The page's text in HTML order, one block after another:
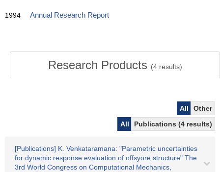
1994 Annual Research Report
Research Products (4results)
All
Other
All
Publications (4 results)
[Publications] K. Venkataramana: "Parametric uncertainties
for dynamic response evaluation of offsyore structure" The
3rd World Congress on Computational Mechanics,